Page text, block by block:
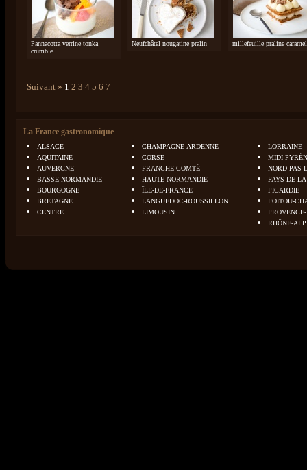
Pannacotta verrine tonka
crumble
Neufchâtel nougatine pralin millefeuille praline caramel
Suivant » 1 2 3 4 5 6 7
La France gastronomique
ALSACE
AQUITAINE
AUVERGNE
BASSE-NORMANDIE
BOURGOGNE
BRETAGNE
CENTRE
CHAMPAGNE-ARDENNE
CORSE
FRANCHE-COMTÉ
HAUTE-NORMANDIE
ÎLE-DE-FRANCE
LANGUEDOC-ROUSSILLON
LIMOUSIN
LORRAINE
MIDI-
NORD-PAS-
PAYS DE
PICARDIE
POITOU-
RHÔNE-